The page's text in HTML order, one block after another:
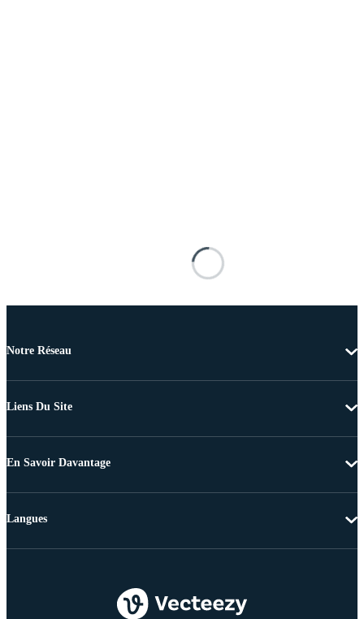
Notre Réseau
Liens Du Site
En Savoir Davantage
Langues